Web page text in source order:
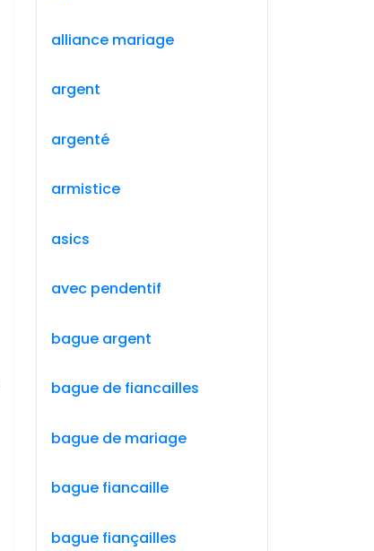
alliance mariage
argent
argenté
armistice
asics
avec pendentif
bague argent
bague de fiancailles
bague de mariage
bague fiancaille
bague fiançailles